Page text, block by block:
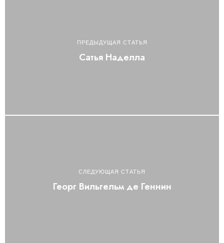
ПРЕДЫДУЩАЯ СТАТЬЯ
Сатья Наделла
СЛЕДУЮЩАЯ СТАТЬЯ
Георг Вильгельм де Геннин